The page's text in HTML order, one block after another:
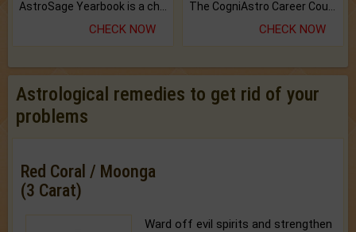
CHECK NOW CHECK NOW
Astrological remedies to get rid of your
problems
Red Coral / Moonga
(3 Carat)
Ward off evil spirits and strengthen